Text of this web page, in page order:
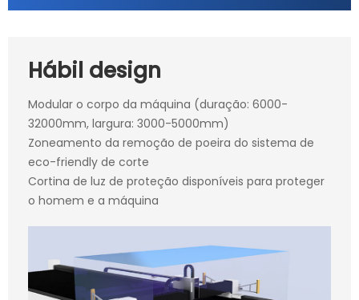
Hábil design
Modular o corpo da máquina (duração: 6000-
32000mm, largura: 3000-5000mm)
Zoneamento da remoção de poeira do sistema de
eco-friendly de corte
Cortina de luz de proteção disponíveis para proteger
o homem e a máquina